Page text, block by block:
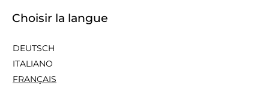
Choisir la langue
DEUTSCH
ITALIANO
FRANÇAIS